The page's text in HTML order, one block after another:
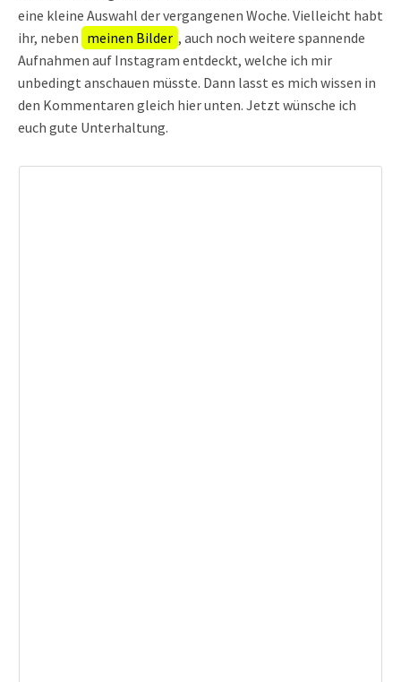
eine kleine Auswahl der vergangenen Woche. Vielleicht habt
ihr, neben meinen Bilder , auch noch weitere spannende
Aufnahmen auf Instagram entdeckt, welche ich mir
unbedingt anschauen müsste. Dann lasst es mich wissen in
den Kommentaren gleich hier unten. Jetzt wünsche ich
euch gute Unterhaltung.